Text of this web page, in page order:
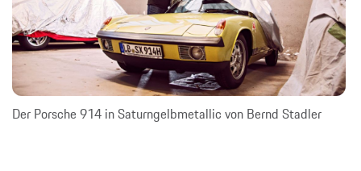
Der Porsche 914 in Saturngelbmetallic von Bernd Stadler